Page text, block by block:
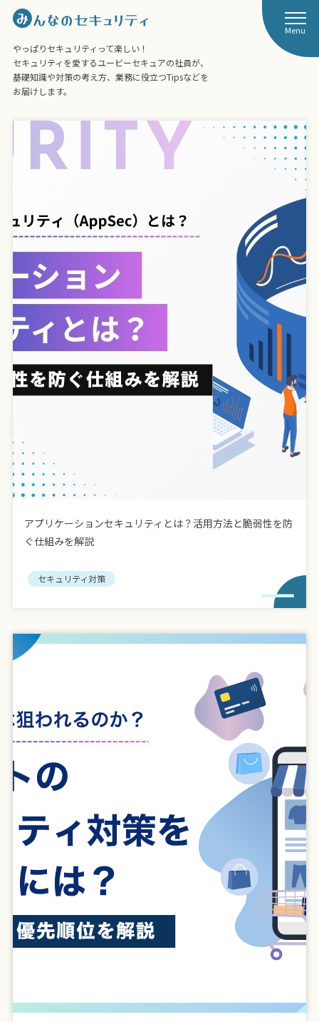
やっぱりセキュリティって楽しい！
セキュリティを愛するユービーセキュアの社員が、
基礎知識や対策の考え方、業務に役立つTipsなどを
お届けします。
Menu
アプリケーションセキュリティとは？活用方法と脆弱性を防
ぐ仕組みを解説
セキュリティ対策